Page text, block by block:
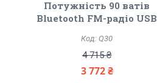
Потужність 90 ватів
Bluetooth FM-радіо USB
Q30
4 715 ₴
3 772 ₴